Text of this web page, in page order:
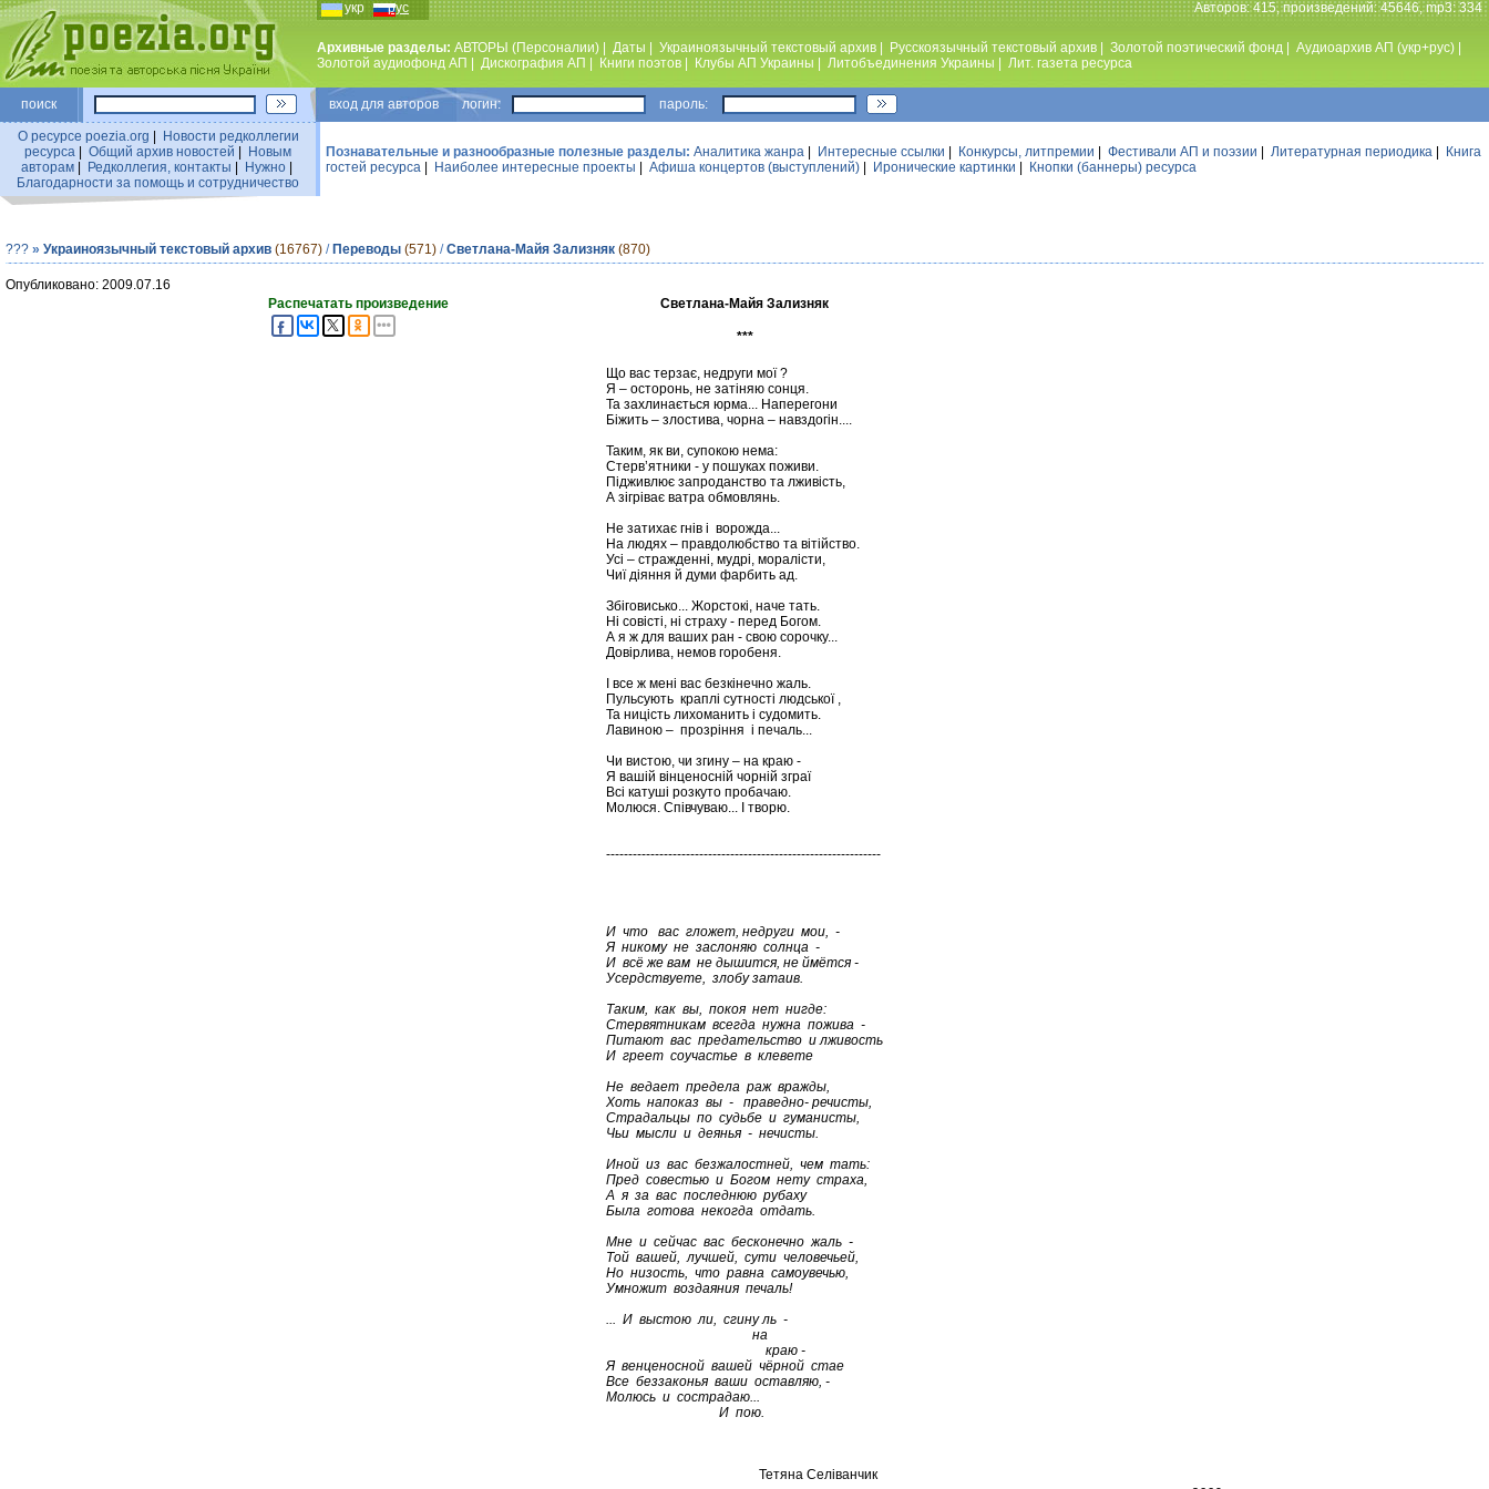
укр рус Авторов: 415, произведений: 45646, mp3: 334
Архивные разделы: АВТОРЫ (Персоналии) Даты Украиноязычный текстовый архив Русскоязычный текстовый архив Золотой поэтический фонд Аудиоархив АП (укр+рус)
Золотой аудиофонд АП
Дискография АП Книги поэтов Клубы АП Украины Литобъединения Украины Лит. газета ресурса
поиск вход для авторов логин: пароль:
О ресурсе poezia.org
Новости редколлегии
ресурса
Общий архив новостей
Новым
авторам| Редколлегия, контакты Нужно|
Благодарности за помощь и сотрудничество
Познавательные и разнообразные полезные разделы: Аналитика жанра Интересные ссылки Конкурсы, литпремии Фестивали АП и поэзии Литературная периодика
Книга
гостей ресурса
Наиболее интересные проекты Афиша концертов (выступлений) Иронические картинки Кнопки (баннеры) ресурса
??? » Украиноязычный текстовый архив (16767) / Переводы (571) /Светлана-Майя Зализняк (870)
Опубликовано: 2009.07.16
Распечатать произведение
Светлана-Майя Зализняк
***
Що вас терзає, недруги мої ?
Я – осторонь, не затіняю сонця.
Та захлинається юрма... Наперегони
Біжить – злостива, чорна – навздогін....
Таким, як ви, супокою нема:
Стерв’ятники - у пошуках поживи.
Підживлює запроданство та лживість,
А зігріває ватра обмовлянь.
Не затихає гнів і ворожда...
На людях – правдолюбство та вітійство.
Усі – стражденні, мудрі, моралісти,
Чиї діяння й думи фарбить ад.
Збіговисько... Жорстокі, наче тать.
Ні совісті, ні страху - перед Богом.
А я ж для ваших ран - свою сорочку...
Довірлива, немов горобеня.
І все ж мені вас безкінечно жаль.
Пульсують краплі сутності людської ,
Та ницість лихоманить і судомить.
Лавиною – прозріння і печаль...
Чи вистою, чи згину – на краю -
Я вашій вінценосній чорній зграї
Всі катуші розкуто пробачаю.
Молюся. Співчуваю... І творю.
--------------------------------------------------------------
И что вас гложет, недруги мои, -
Я никому не заслоняю солнца -
И всё же вам не дышится, не ймётся -
Усердствуете, злобу затаив.
Таким, как вы, покоя нет нигде:
Стервятникам всегда нужна пожива -
Питают вас предательство и лживость
И греет соучастье в клевете
Не ведает предела раж вражды,
Хоть напоказ вы - праведно- речисты,
Страдальцы по судьбе и гуманисты,
Чьи мысли и деянья - нечисты.
Иной из вас безжалостней, чем тать:
Пред совестью и Богом нету страха,
А я за вас последнюю рубаху
Была готова некогда отдать.
Мне и сейчас вас бесконечно жаль -
Той вашей, лучшей, сути человечьей,
Но низость, что равна самоувечью,
Умножит воздаяния печаль!
... И выстою ли, сгину ль -
на
краю -
Я венценосной вашей чёрной стае
Все беззаконья ваши оставляю, -
Молюсь и сострадаю...
И пою.
Тетяна Селіванчик